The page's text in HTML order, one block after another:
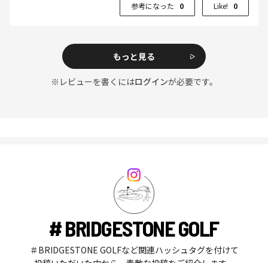
参考になった 0 Like! 0
もっと見る
※レビューを書くにはログインが必要です。
# BRIDGESTONE GOLF
＃BRIDGESTONE GOLFなど関連ハッシュタグを付けて